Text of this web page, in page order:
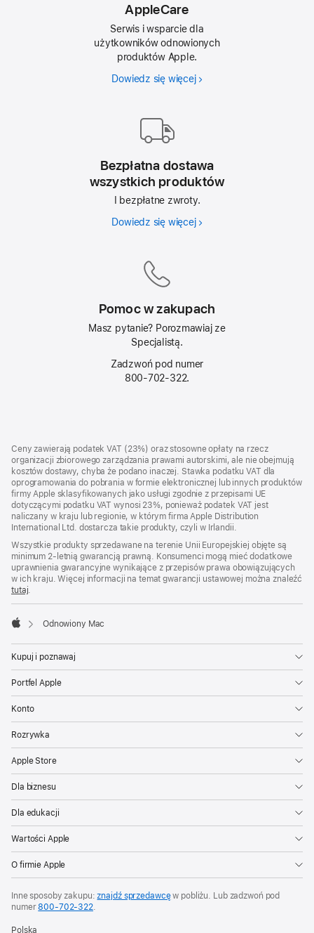
AppleCare
Serwis i wsparcie dla
użytkowników odnowionych
produktów Apple.
Dowiedz się więcejAppleCare
Bezpłatna dostawa
wszystkich produktów
I bezpłatne zwroty.
Dowiedz się więcejBezpłatna
Pomoc w zakupach
Masz pytanie? Porozmawiaj ze
Specjalistą.
Zadzwoń pod numer
800‑702‑322.
Ceny zawierają podatek VAT (23%) oraz stosowne opłaty na rzecz
organizacji zbiorowego zarządzania prawami autorskimi, ale nie obejmują
kosztów dostawy, chyba że podano inaczej. Stawka podatku VAT dla
oprogramowania do pobrania w formie elektronicznej lub innych produktów
firmy Apple sklasyfikowanych jako usługi zgodnie z przepisami UE
dotyczącymi podatku VAT wynosi 23%, ponieważ podatek VAT jest
naliczany w kraju lub regionie, w którym firma Apple Distribution
International Ltd. dostarcza takie produkty, czyli w Irlandii.
Wszystkie produkty sprzedawane na terenie Unii Europejskiej objęte są
minimum 2-letnią gwarancją prawną. Konsumenci mogą mieć dodatkowe
uprawnienia gwarancyjne wynikające z przepisów prawa obowiązujących
w ich kraju. Więcej informacji na temat gwarancji ustawowej można znaleźć
tutaj.
Odnowiony Mac
Kupuj i poznawaj
Portfel Apple
Konto
Rozrywka
Apple Store
Dla biznesu
Dla edukacji
Wartości Apple
O firmie Apple
Inne sposoby zakupu:znajdź sprzedawcęw pobliżu. Lub zadzwoń pod
numer800‑702‑322.
Polska